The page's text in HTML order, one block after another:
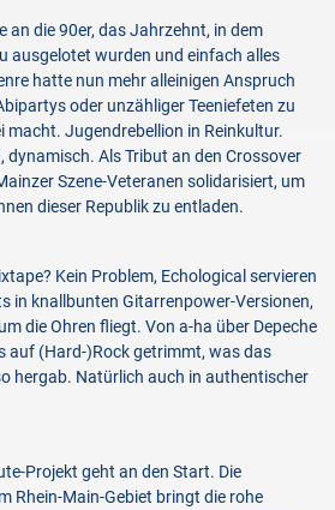
an die 90er, das Jahrzehnt, in dem
ausgelotet wurden und einfach alles
hatte nun mehr alleinigen Anspruch
oder unzähliger Teeniefeten zu
macht. Jugendrebellion in Reinkultur.
Als Tribut an den Crossover
Szene-Veteranen solidarisiert, um
dieser Republik zu entladen.
Kein Problem, Echological servieren
in knallbunten Gitarrenpower-Versionen,
die Ohren fliegt. Von a-ha über Depeche
auf (Hard-)Rock getrimmt, was das
hergab. Natürlich auch in authentischer
Projekt geht an den Start. Die
Rhein-Main-Gebiet bringt die rohe